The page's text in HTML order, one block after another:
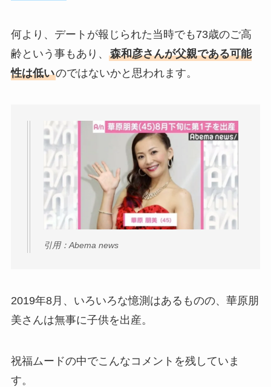
何より、デートが報じられた当時でも73歳のご高
齢という事もあり、 森和彦さんが父親である可能
性は低いのではないかと思われます。
引用：Abema news
2019年8月、いろいろな憶測はあるものの、華原朋
美さんは無事に子供を出産。
祝福ムードの中でこんなコメントを残していま
す。